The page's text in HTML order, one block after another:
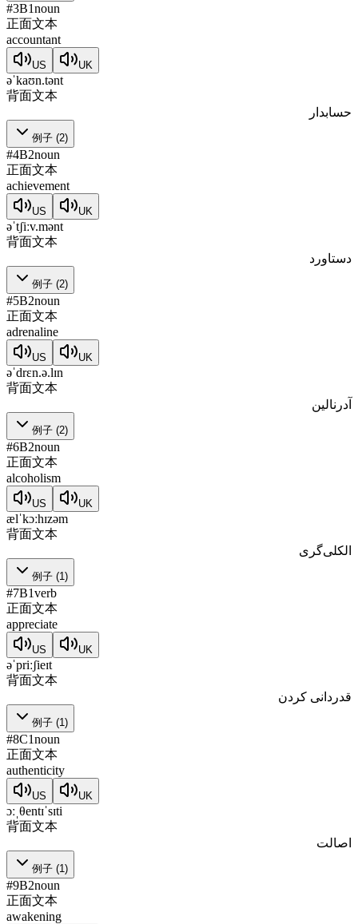
#3B1noun
正面文本
accountant
US UK
əˈkaʊn.tənt
背面文本
حسابدار
例子 (2)
#4B2noun
正面文本
achievement
US UK
əˈtʃiːv.mənt
背面文本
دستاورد
例子 (2)
#5B2noun
正面文本
adrenaline
US UK
əˈdrɛn.ə.lɪn
背面文本
آدرنالین
例子 (2)
#6B2noun
正面文本
alcoholism
US UK
ælˈkɔːhɪzəm
背面文本
الکلی‌گری
例子 (1)
#7B1verb
正面文本
appreciate
US UK
əˈpriːʃieɪt
背面文本
قدردانی کردن
例子 (1)
#8C1noun
正面文本
authenticity
US UK
ɔːˌθentɪˈsɪti
背面文本
اصالت
例子 (1)
#9B2noun
正面文本
awakening